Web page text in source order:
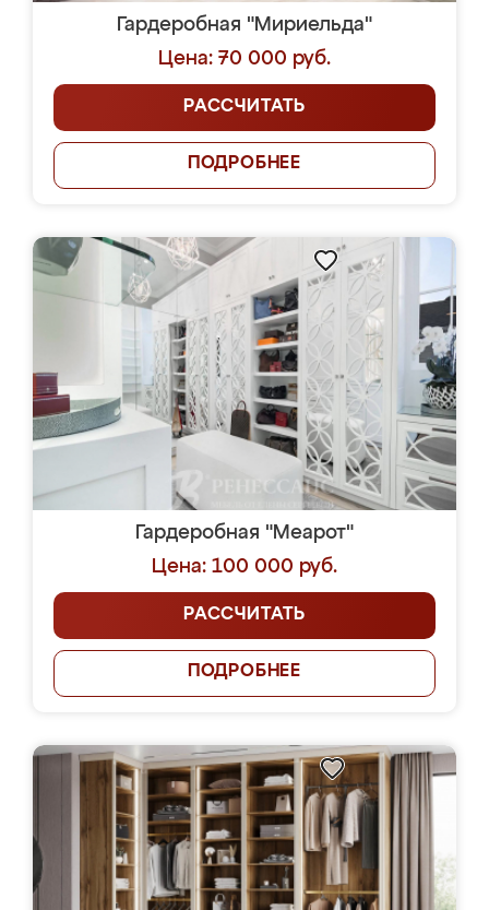
Гардеробная "Мириельда"
Цена: 70 000 руб.
РАССЧИТАТЬ
ПОДРОБНЕЕ
Гардеробная "Меарот"
Цена: 100 000 руб.
РАССЧИТАТЬ
ПОДРОБНЕЕ